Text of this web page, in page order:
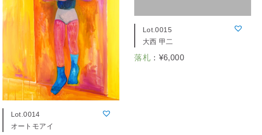
Lot.0014
オートモアイ
Lot.0015
大西 甲二
落札 ： ¥6,000